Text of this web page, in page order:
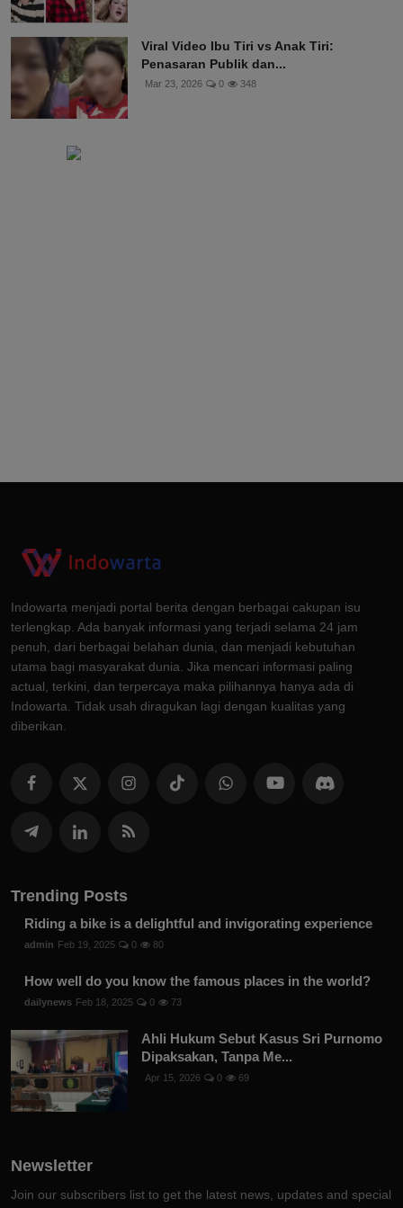
Viral Video Ibu Tiri vs Anak Tiri:
Penasaran Publik dan...
Mar 23, 2026 0 348
Indowarta menjadi portal berita dengan berbagai cakupan isu
terlengkap. Ada banyak informasi yang terjadi selama 24 jam
penuh, dari berbagai belahan dunia, dan menjadi kebutuhan
utama bagi masyarakat dunia. Jika mencari informasi paling
actual, terkini, dan terpercaya maka pilihannya hanya ada di
Indowarta. Tidak usah diragukan lagi dengan kualitas yang
diberikan.
Trending Posts
Riding a bike is a delightful and invigorating experience
admin Feb 19, 2025 0 80
How well do you know the famous places in the world?
dailynews Feb 18, 2025 0 73
Ahli Hukum Sebut Kasus Sri Purnomo
Dipaksakan, Tanpa Me...
Apr 15, 2026 0 69
Newsletter
Join our subscribers list to get the latest news, updates and special